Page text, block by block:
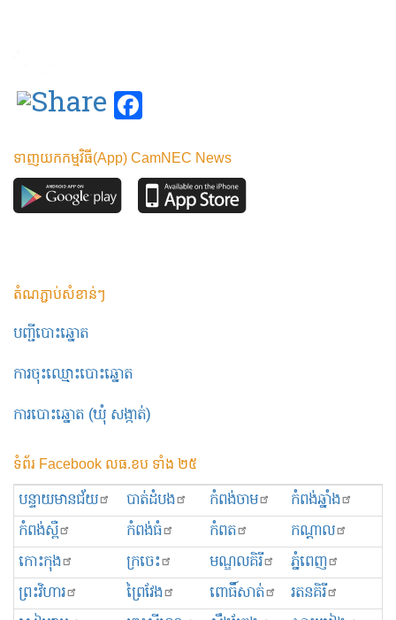
ទាញយកកម្មវិធី(App) CamNEC News
តំណភ្ជាប់សំខាន់ៗ
បញ្ជីបោះឆ្នោត
ការចុះឈ្មោះបោះឆ្នោត
ការបោះឆ្នោត (ឃុំ សង្កាត់)
ទំព័រ Facebook លធ.ខប ទាំង ២៥
បន្ទាយមានជ័យ បាត់ដំបង កំពង់ចាម
កំពង់ឆ្នាំង
កំពង់ស្ពឺ
កំពង់ធំ កំពត
កណ្ដាល
កោះកុង
ក្រចេះ មណ្ឌលគិរី
ភ្នំពេញ
ព្រះ​វិហារ
ព្រៃវែង ពោធិ៍សាត់
រតនគិរី